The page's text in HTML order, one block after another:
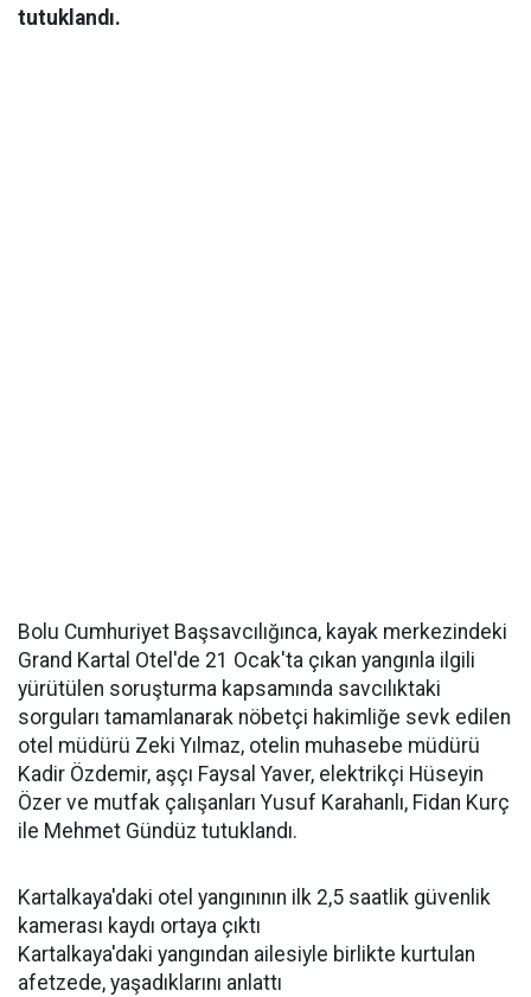
tutuklandı.
Bolu Cumhuriyet Başsavcılığınca, kayak merkezindeki
Grand Kartal Otel'de 21 Ocak'ta çıkan yangınla ilgili
yürütülen soruşturma kapsamında savcılıktaki
sorguları tamamlanarak nöbetçi hakimliğe sevk edilen
otel müdürü Zeki Yılmaz, otelin muhasebe müdürü
Kadir Özdemir, aşçı Faysal Yaver, elektrikçi Hüseyin
Özer ve mutfak çalışanları Yusuf Karahanlı, Fidan Kurç
ile Mehmet Gündüz tutuklandı.
Kartalkaya'daki otel yangınının ilk 2,5 saatlik güvenlik
kamerası kaydı ortaya çıktı
Kartalkaya'daki yangından ailesiyle birlikte kurtulan
afetzede, yaşadıklarını anlattı